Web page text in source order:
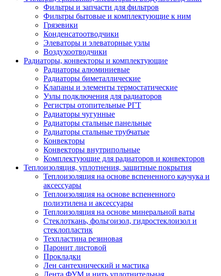
Фильтры и запчасти для фильтров
Фильтры бытовые и комплектующие к ним
Грязевики
Конденсатоотводчики
Элеваторы и элеваторные узлы
Воздухоотводчики
Радиаторы, конвекторы и комплектующие
Радиаторы алюминиевые
Радиаторы биметаллические
Клапаны и элементы термостатические
Узлы подключения для радиаторов
Регистры отопительные РГТ
Радиаторы чугунные
Радиаторы стальные панельные
Радиаторы стальные трубчатые
Конвекторы
Конвекторы внутрипольные
Комплектующие для радиаторов и конвекторов
Теплоизоляция, уплотнения, защитные покрытия
Теплоизоляция на основе вспененного каучука и
аксессуары
Теплоизоляция на основе вспененного
полиэтилена и аксессуары
Теплоизоляция на основе минеральной ваты
Стеклоткань, фольгоизол, гидростеклоизол и
стеклопластик
Техпластина резиновая
Паронит листовой
Прокладки
Лен сантехнический и мастика
Лента ФУМ и нить уплотнительная